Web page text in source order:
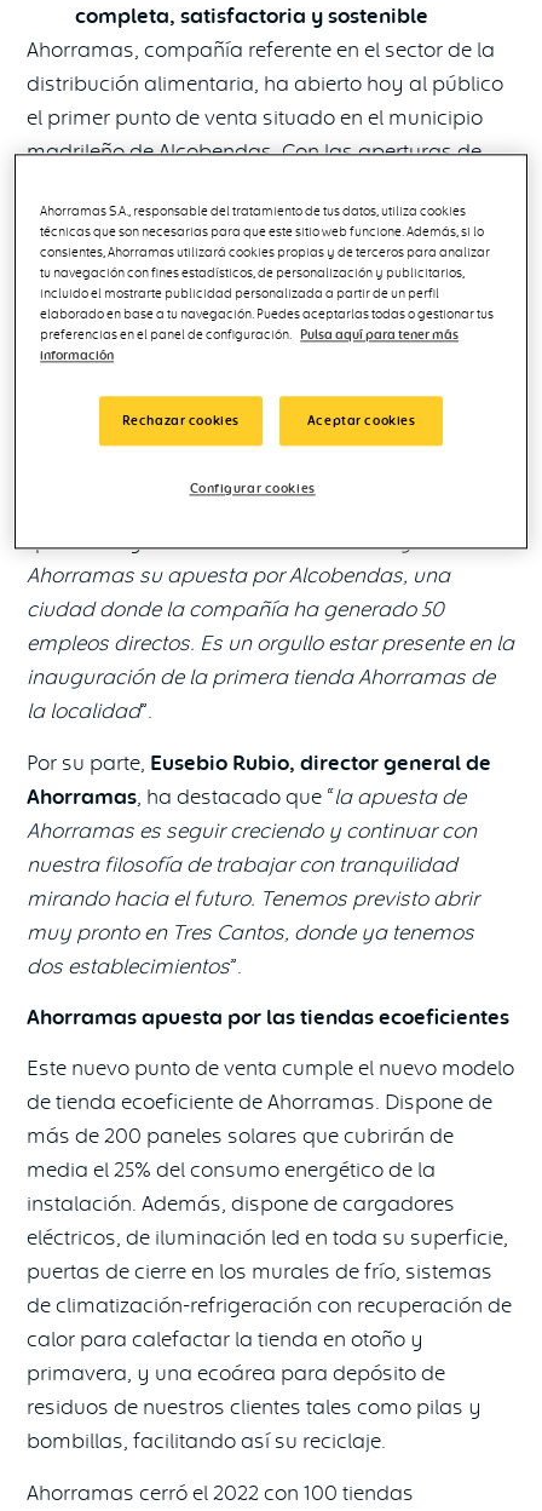
completa, satisfactoria y sostenible
Ahorramas, compañía referente en el sector de la
distribución alimentaria, ha abierto hoy al público
el primer punto de venta situado en el municipio
madrileño de Alcobendas. Con las aperturas de
en la Comunidad de Madrid y 46 en la de Castilla-
La Mancha, lo que sumaría un total de 281 tiendas
repartidas entre ambas comunidades. Así,
Ahorramas refuerza su posicionamiento como
segunda cadena de supermercados por cuota de
que más clientes nuevos consiguió en 2022*.
Ahorramas su apuesta por Alcobendas, una
ciudad donde la compañía ha generado 50
empleos directos. Es un orgullo estar presente en la
inauguración de la primera tienda Ahorramas de
la localidad”.
Por su parte, Eusebio Rubio, director general de
Ahorramas , ha destacado que “la apuesta de
Ahorramas es seguir creciendo y continuar con
nuestra filosofía de trabajar con tranquilidad
mirando hacia el futuro. Tenemos previsto abrir
muy pronto en Tres Cantos, donde ya tenemos
dos establecimientos”.
Ahorramas apuesta por las tiendas ecoeficientes
Este nuevo punto de venta cumple el nuevo modelo
de tienda ecoeficiente de Ahorramas. Dispone de
más de 200 paneles solares que cubrirán de
media el 25% del consumo energético de la
instalación. Además, dispone de cargadores
eléctricos, de iluminación led en toda su superficie,
puertas de cierre en los murales de frío, sistemas
de climatización-refrigeración con recuperación de
calor para calefactar la tienda en otoño y
primavera, y una ecoárea para depósito de
residuos de nuestros clientes tales como pilas y
bombillas, facilitando así su reciclaje.
Ahorramas cerró el 2022 con 100 tiendas
Ahorramas S.A., responsable del tratamiento de tus datos, utiliza cookies
técnicas que son necesarias para que este sitio web funcione. Además, si lo
consientes, Ahorramas utilizará cookies propias y de terceros para analizar
tu navegación con fines estadísticos, de personalización y publicitarios,
incluido el mostrarte publicidad personalizada a partir de un perfil
elaborado en base a tu navegación. Puedes aceptarlas todas o gestionar tus
preferencias en el panel de configuración. Pulsa aquí para tener más
información
Rechazar cookies Aceptar cookies
Configurar cookies